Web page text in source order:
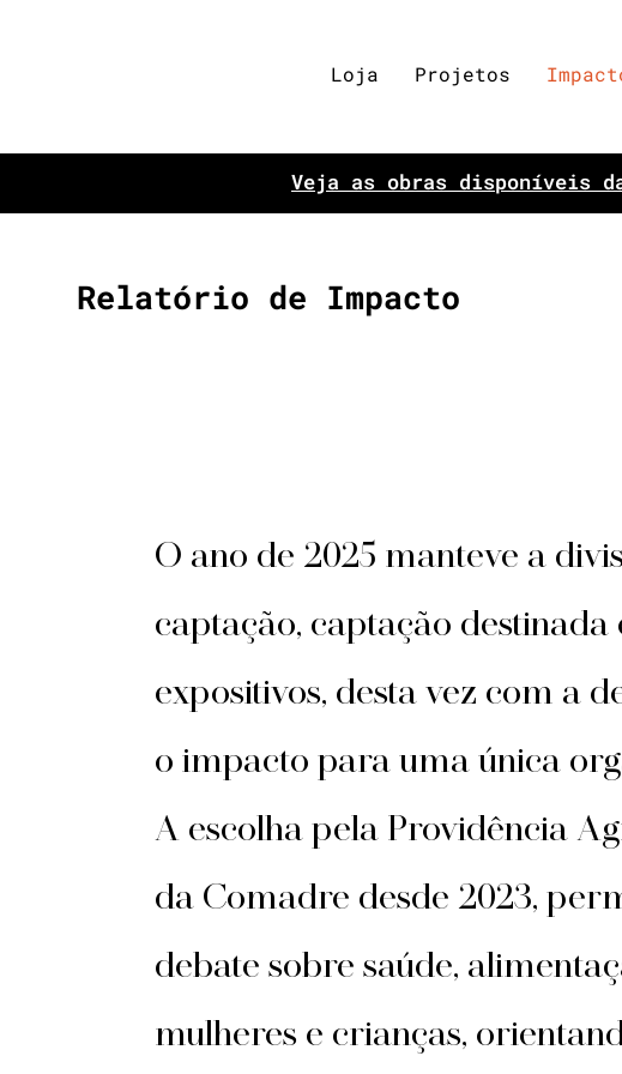
Loja Projetos
Veja as obras disponíveis da
Relatório de Impacto
O ano de 2025 manteve a
captação, captação destinada
expositivos, desta vez com a
o impacto para uma única
A escolha pela Providência
da Comadre desde 2023,
debate sobre saúde,
mulheres e crianças,